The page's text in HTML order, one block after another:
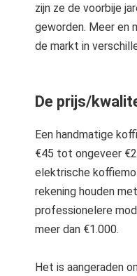
zijn ze de voorbije
geworden. Meer en
de markt in
De prijs/
Een handmatige
€45 tot ongeveer
elektrische
rekening houden
professionelere
meer dan €1.000.
Het is aangeraden